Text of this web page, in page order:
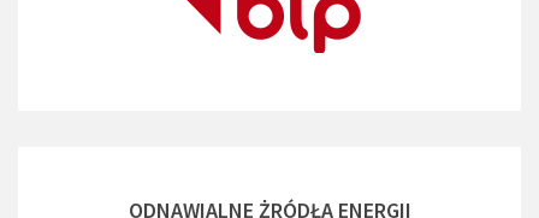
ODNAWIALNE ŻRÓDŁA ENERGII